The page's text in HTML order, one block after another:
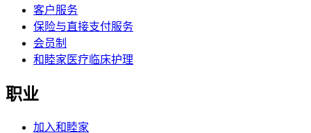
客户服务
保险与直接支付服务
会员制
和睦家医疗临床护理
职业
加入和睦家